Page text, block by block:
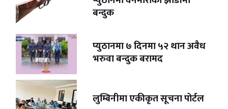
बन्दुक
प्युठानमा ७ दिनमा ५२ थान अवैध
भरुवा बन्दुक बरामद
लुम्बिनीमा एकीकृत सूचना पोर्टल